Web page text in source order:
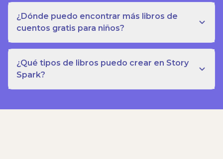
¿Dónde puedo encontrar más libros de
cuentos gratis para niños?
¿Qué tipos de libros puedo crear en Story
Spark?